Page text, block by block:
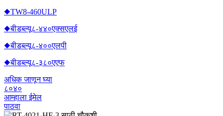
◆TW8-460ULP
◆बीडब्ल्यू८-४४०एक्सएलई
◆बीडब्ल्यू८-४००एलपी
◆बीडब्ल्यू८-३८०एएफ
अधिक जाणून घ्या
८०४०
आम्हाला ईमेल
पाठवा